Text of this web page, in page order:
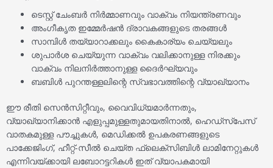
ടെസ്റ്റ് ചേംബർ നിർമ്മാണവും വാക്വം നിയന്ത്രണവും
അംഗീകൃത ഇമ്മേർഷൻ ദ്രാവകങ്ങളുടെ തരങ്ങൾ
സാമ്പിൾ തയ്യാറാക്കലും കൈകാര്യം ചെയ്യലും
ശുപാർശ ചെയ്യുന്ന വാക്വം വലിക്കാനുള്ള നിരക്കും
വാക്വം നിലനിർത്താനുള്ള ദൈർഘ്യവും
ബബിൾ പുറന്തള്ളലിന്റെ സ്വഭാവത്തിന്റെ വ്യാഖ്യാനം
ഈ രീതി സെൻസിറ്റീവും, വൈവിധ്യമാർന്നതും,
വ്യാഖ്യാനിക്കാൻ എളുപ്പമുള്ളതുമായതിനാൽ, ഹെഡ്‌സ്‌പേസ്
വാതകമുള്ള പൗച്ചുകൾ, മെഡിക്കൽ ഉപകരണങ്ങളുടെ
പാക്കേജിംഗ്, ഹീറ്റ്-സീൽ ചെയ്ത ഫ്ലെക്സിബിൾ ലാമിനേറ്റുകൾ
എന്നിവയ്ക്കായി ലബോറട്ടറികൾ ഇത് വ്യാപകമായി